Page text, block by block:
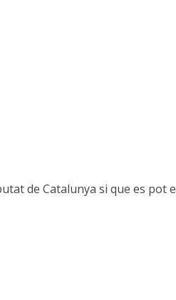
de Catalunya si que es pot